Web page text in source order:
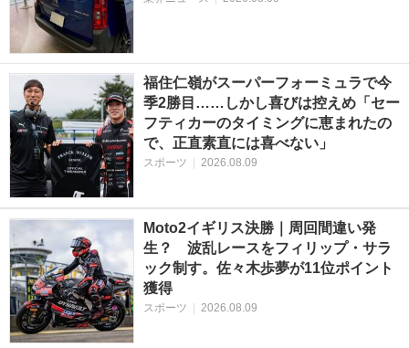
福住仁嶺がスーパーフォーミュラで今
季2勝目……しかし喜びは控えめ「セー
フティカーのタイミングに恵まれたの
で、正直素直には喜べない」
スポーツ 2026.08.09
Moto2イギリス決勝｜周回間違い発
生？ 波乱レースをフィリップ・サラ
ック制す。佐々木歩夢が11位ポイント
獲得
スポーツ 2026.08.09